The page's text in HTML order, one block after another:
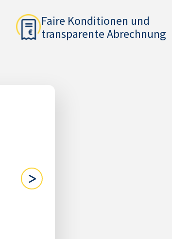
Faire Konditionen und
transparente Abrechnung